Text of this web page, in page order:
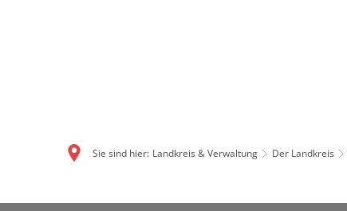
Sie sind hier: Landkreis & Verwaltung Der Landkreis